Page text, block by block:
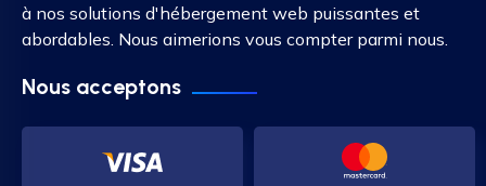
à nos solutions d'hébergement web puissantes et
abordables. Nous aimerions vous compter parmi nous.
Nous acceptons